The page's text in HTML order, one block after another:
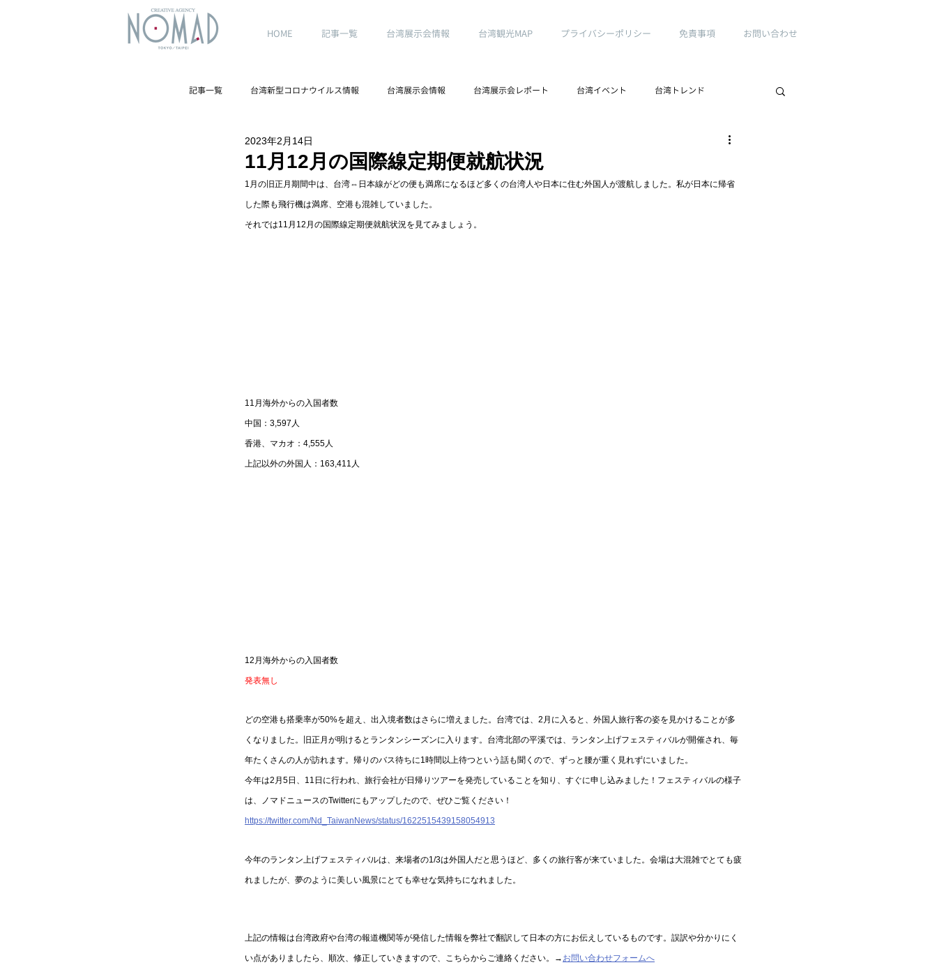
HOME 記事一覧 台湾展示会情報 台湾観光MAP プライバシーポリシー 免責事項 お問い合わせ
記事一覧 台湾新型コロナウイルス情報 台湾展示会情報 台湾展示会レポート 台湾イベント 台湾トレンド
台湾観光スポット
11月12月の国際線定期便就航状況
2023年2月14日
1月の旧正月期間中は、台湾⇔日本線がどの便も満席になるほど多くの台湾人や日本に住む外国人が渡航しました。私が日本に帰省
した際も飛行機は満席、空港も混雑していました。
それでは11月12月の国際線定期便就航状況を見てみましょう。
11月海外からの入国者数
中国：3,597人
香港、マカオ：4,555人
上記以外の外国人：163,411人
12月海外からの入国者数
発表無し
どの空港も搭乗率が50%を超え、出入境者数はさらに増えました。台湾では、2月に入ると、外国人旅行客の姿を見かけることが多
くなりました。旧正月が明けるとランタンシーズンに入ります。台湾北部の平溪では、ランタン上げフェスティバルが開催され、毎
年たくさんの人が訪れます。帰りのバス待ちに1時間以上待つという話も聞くので、ずっと腰が重く見れずにいました。
今年は2月5日、11日に行われ、旅行会社が日帰りツアーを発売していることを知り、すぐに申し込みました！フェスティバルの様子
は、ノマドニュースのTwitterにもアップしたので、ぜひご覧ください！
https://twitter.com/Nd_TaiwanNews/status/1622515439158054913
今年のランタン上げフェスティバルは、来場者の1/3は外国人だと思うほど、多くの旅行客が来ていました。会場は大混雑でとても疲
れましたが、夢のように美しい風景にとても幸せな気持ちになれました。
上記の情報は台湾政府や台湾の報道機関等が発信した情報を弊社で翻訳して日本の方にお伝えしているものです。誤訳や分かりにく
い点がありましたら、順次、修正していきますので、こちらからご連絡ください。→ お問い合わせフォームへ